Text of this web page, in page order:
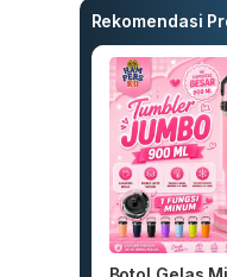
Rekomendasi